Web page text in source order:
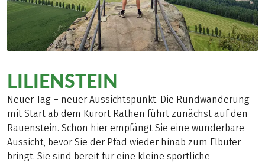
LILIENSTEIN
Neuer Tag – neuer Aussichtspunkt. Die Rundwanderung
mit Start ab dem Kurort Rathen führt zunächst auf den
Rauenstein. Schon hier empfängt Sie eine wunderbare
Aussicht, bevor Sie der Pfad wieder hinab zum Elbufer
bringt. Sie sind bereit für eine kleine sportliche